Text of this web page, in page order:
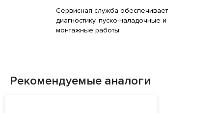
Сервисная служба обеспечивает
диагностику, пуско-наладочные и
монтажные работы
Рекомендуемые аналоги